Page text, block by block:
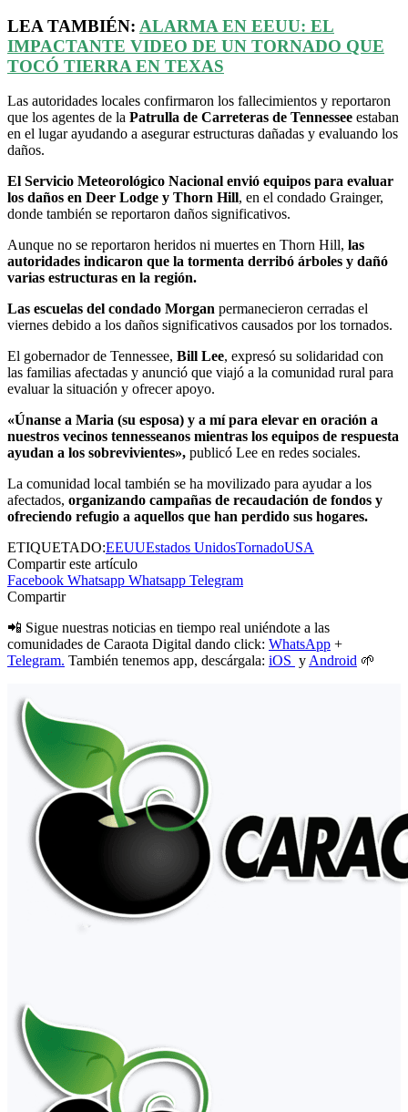
LEA TAMBIÉN: ALARMA EN EEUU: EL
IMPACTANTE VIDEO DE UN TORNADO QUE
TOCÓ TIERRA EN TEXAS
Las autoridades locales confirmaron los fallecimientos y reportaron
que los agentes de la Patrulla de Carreteras de Tennessee estaban
en el lugar ayudando a asegurar estructuras dañadas y evaluando los
daños.
El Servicio Meteorológico Nacional envió equipos para evaluar
los daños en Deer Lodge y Thorn Hill, en el condado Grainger,
donde también se reportaron daños significativos.
Aunque no se reportaron heridos ni muertes en Thorn Hill, las
autoridades indicaron que la tormenta derribó árboles y dañó
varias estructuras en la región.
Las escuelas del condado Morgan permanecieron cerradas el
viernes debido a los daños significativos causados por los tornados.
El gobernador de Tennessee, Bill Lee, expresó su solidaridad con
las familias afectadas y anunció que viajó a la comunidad rural para
evaluar la situación y ofrecer apoyo.
«Únanse a Maria (su esposa) y a mí para elevar en oración a
nuestros vecinos tennesseanos mientras los equipos de respuesta
ayudan a los sobrevivientes», publicó Lee en redes sociales.
La comunidad local también se ha movilizado para ayudar a los
afectados, organizando campañas de recaudación de fondos y
ofreciendo refugio a aquellos que han perdido sus hogares.
ETIQUETADO:EEUUEstados UnidosTornadoUSA
Compartir este artículo
Facebook Whatsapp Whatsapp Telegram
Compartir
📲 Sigue nuestras noticias en tiempo real uniéndote a las
comunidades de Caraota Digital dando click: WhatsApp +
Telegram. También tenemos app, descárgala: iOS y Android 🌱